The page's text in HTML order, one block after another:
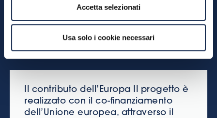
Accetta selezionati
Usa solo i cookie necessari
tra imprese, sostenibilità e trasformazione
digitale in Emilia-Romagna.
Il contributo dell’Europa Il progetto è
realizzato con il co-finanziamento
dell’Unione europea, attraverso il